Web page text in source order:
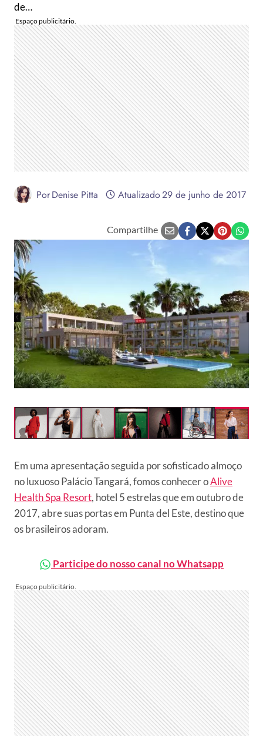
de…
PorDenise Pitta Atualizado29 de junho de 2017
Compartilhe
Em uma apresentação seguida por sofisticado almoço
no luxuoso Palácio Tangará, fomos conhecer oAlive
Health Spa Resort, hotel 5 estrelas que em outubro de
2017, abre suas portas em Punta del Este, destino que
os brasileiros adoram.
Participe do nosso canal no Whatsapp